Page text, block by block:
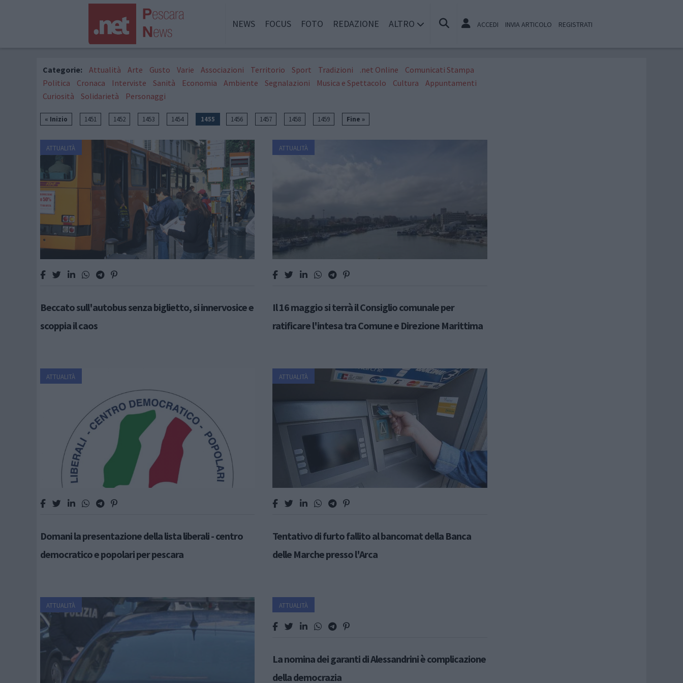
NEWS FOCUS FOTO REDAZIONE ALTRO ACCEDI INVIA ARTICOLO REGISTRATI
Categorie: Attualità Arte Gusto Varie Associazioni Territorio Sport Tradizioni .net Online
Comunicati Stampa
Politica
Cronaca Interviste Sanità Economia Ambiente Segnalazioni Musica e Spettacolo Cultura
Appuntamenti
Curiosità
Solidarietà Personaggi
« Inizio 1451 1452 1453 1454 1455 1456 1457 1458 1459 Fine »
ATTUALITÀ
Beccato sull'autobus senza biglietto, si innervosice e
scoppia il caos
ATTUALITÀ
Il 16 maggio si terrà il Consiglio comunale per
ratificare l'intesa tra Comune e Direzione Marittima
ATTUALITÀ
Domani la presentazione della lista liberali - centro
democratico e popolari per pescara
ATTUALITÀ
Tentativo di furto fallito al bancomat della Banca
delle Marche presso l'Arca
ATTUALITÀ ATTUALITÀ
La nomina dei garanti di Alessandrini è complicazione
della democrazia